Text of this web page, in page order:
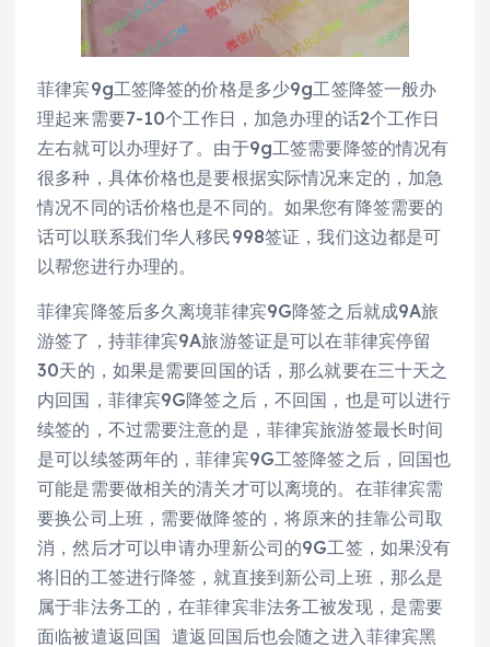
菲律宾9g工签降签的价格是多少9g工签降签一般办
理起来需要7-10个工作日，加急办理的话2个工作日
左右就可以办理好了。由于9g工签需要降签的情况有
很多种，具体价格也是要根据实际情况来定的，加急
情况不同的话价格也是不同的。如果您有降签需要的
话可以联系我们华人移民998签证，我们这边都是可
以帮您进行办理的。
菲律宾降签后多久离境菲律宾9G降签之后就成9A旅
游签了，持菲律宾9A旅游签证是可以在菲律宾停留
30天的，如果是需要回国的话，那么就要在三十天之
内回国，菲律宾9G降签之后，不回国，也是可以进行
续签的，不过需要注意的是，菲律宾旅游签最长时间
是可以续签两年的，菲律宾9G工签降签之后，回国也
可能是需要做相关的清关才可以离境的。在菲律宾需
要换公司上班，需要做降签的，将原来的挂靠公司取
消，然后才可以申请办理新公司的9G工签，如果没有
将旧的工签进行降签，就直接到新公司上班，那么是
属于非法务工的，在菲律宾非法务工被发现，是需要
面临被遣返回国 遣返回国后也会随之进入菲律宾黑